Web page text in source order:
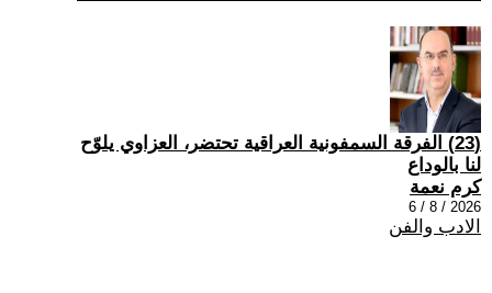
(23) الفرقة السمفونية العراقية تحتضر، العزاوي يلوّح
لنا بالوداع
كرم نعمة
2026 / 8 / 6
الادب والفن